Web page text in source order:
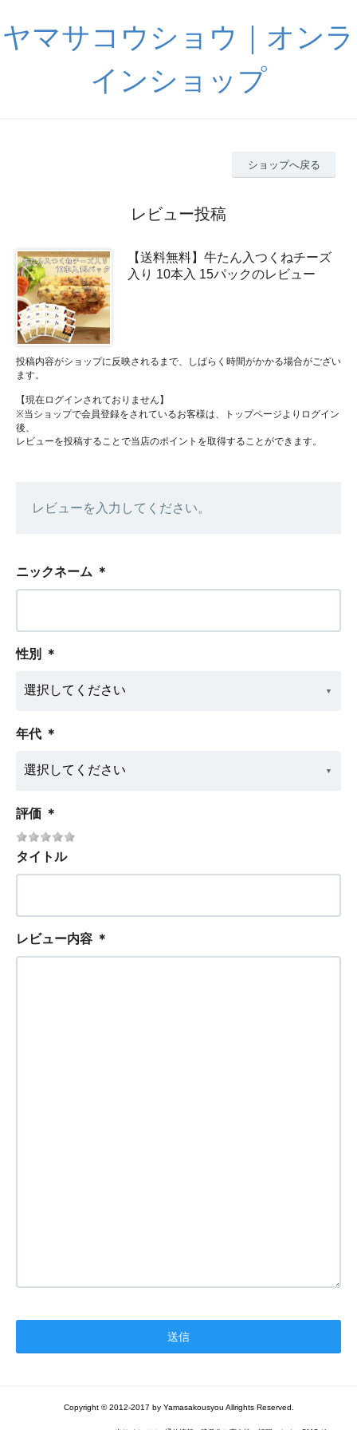
ヤマサコウショウ｜オンラ
インショップ
ショップへ戻る
レビュー投稿
【送料無料】牛たん入つくねチーズ
入り 10本入 15パックのレビュー
投稿内容がショップに反映されるまで、しばらく時間がかかる場合がござい
ます。
【現在ログインされておりません】
※当ショップで会員登録をされているお客様は、トップページよりログイン
後、
レビューを投稿することで当店のポイントを取得することができます。
レビューを入力してください。
ニックネーム ＊
性別 ＊
年代 ＊
評価 ＊
タイトル
レビュー内容 ＊
Copyright © 2012-2017 by Yamasakousyou Allrights Reserved.